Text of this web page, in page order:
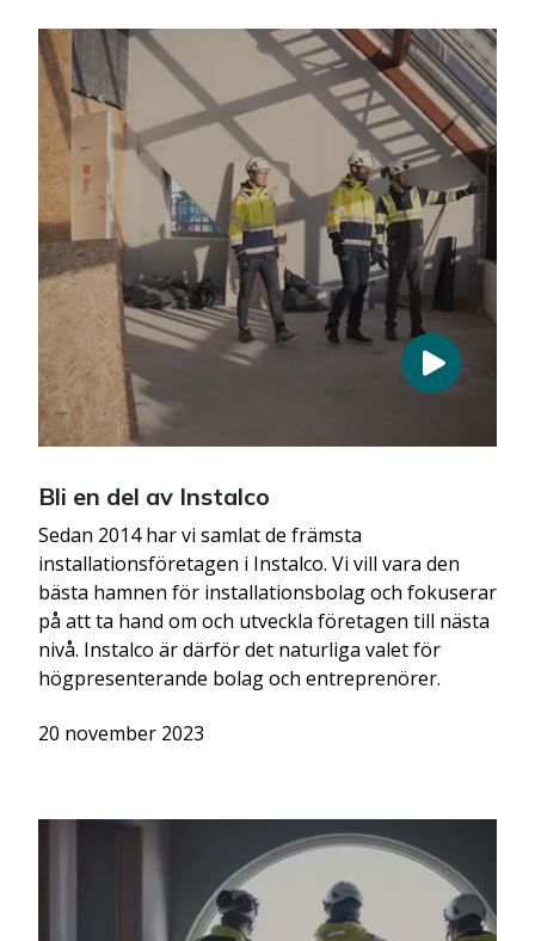
Bli en del av Instalco
Sedan 2014 har vi samlat de främsta
installationsföretagen i Instalco. Vi vill vara den
bästa hamnen för installationsbolag och fokuserar
på att ta hand om och utveckla företagen till nästa
nivå. Instalco är därför det naturliga valet för
högpresenterande bolag och entreprenörer.
20 november 2023